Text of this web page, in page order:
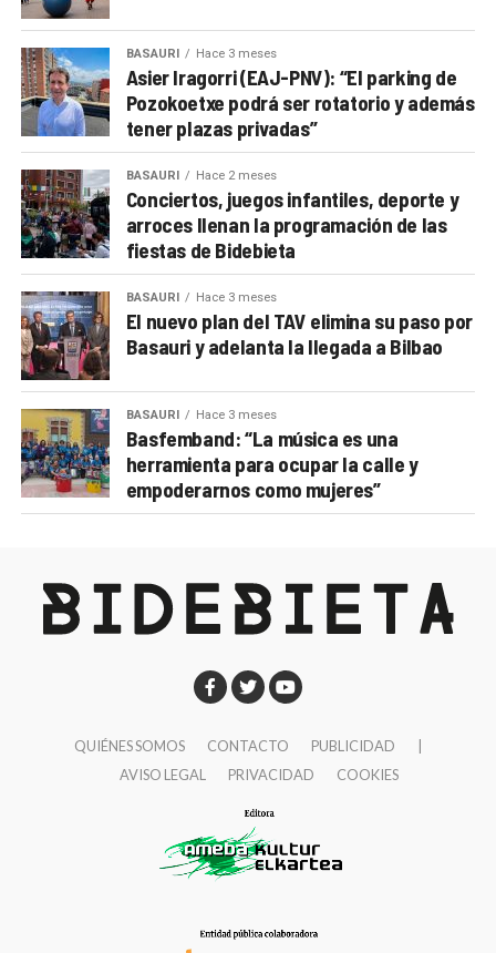
BASAURI Hace 3 meses
Asier Iragorri (EAJ-PNV): “El parking de
Pozokoetxe podrá ser rotatorio y además
tener plazas privadas”
BASAURI Hace 2 meses
Conciertos, juegos infantiles, deporte y
arroces llenan la programación de las
fiestas de Bidebieta
BASAURI Hace 3 meses
El nuevo plan del TAV elimina su paso por
Basauri y adelanta la llegada a Bilbao
BASAURI Hace 3 meses
Basfemband: “La música es una
herramienta para ocupar la calle y
empoderarnos como mujeres”
QUIÉNES SOMOS CONTACTO PUBLICIDAD
AVISO LEGAL
PRIVACIDAD COOKIES